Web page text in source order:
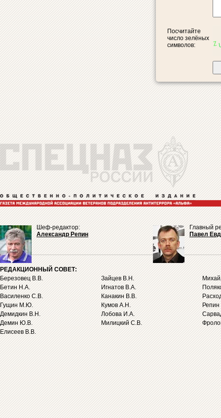
Посчитайте
число зелёных
символов:
Шеф-редактор:
Александр Репин
Главный
Павел
РЕДАКЦИОННЫЙ СОВЕТ:
Березовец В.В.
Бетин Н.А.
Василенко С.В.
Гущин М.Ю.
Демидкин В.Н.
Демин Ю.В.
Елисеев В.В.
Зайцев В.Н.
Игнатов В.А.
Канакин В.В.
Кумов А.Н.
Лобова И.А.
Милицкий С.В.
Репин